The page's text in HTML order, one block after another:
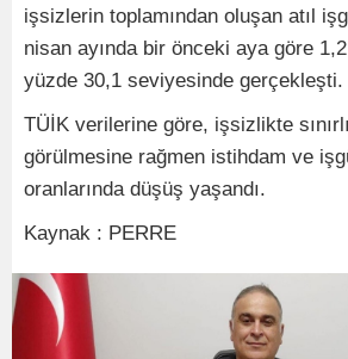
işsizlerin toplamından oluşan atıl
nisan ayında bir önceki aya göre
yüzde 30,1 seviyesinde gerçekleşti.
TÜİK verilerine göre, işsizlikte
görülmesine rağmen istihdam ve
oranlarında düşüş yaşandı.
Kaynak : PERRE